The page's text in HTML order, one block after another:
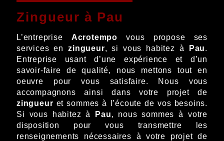
zingueur à Pau
L’entreprise Acrotempo vous propose ses
services enzingueur, si vous habitez à Pau.
Entreprise usant d’une expérience et d’un
savoir-faire de qualité, nous mettons tout en
oeuvre pour vous satisfaire. Nous vous
accompagnons ainsi dans votre projet de
zingueur et sommes à l’écoute de vos besoins.
Si vous habitez à
Pau, nous sommes à votre
disposition pour vous transmettre les
renseignements nécessaires à votre projet de